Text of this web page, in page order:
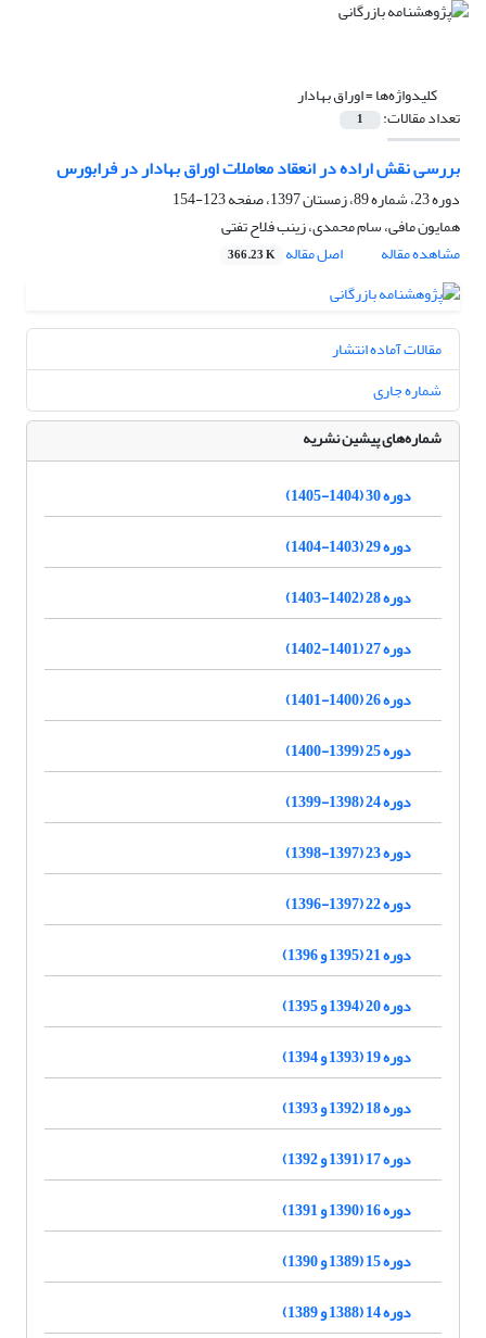
کلیدواژه‌ها =اوراق بهادار
تعداد مقالات: 1
بررسی نقش اراده در انعقاد معاملات اوراق بهادار در فرابورس
دوره 23، شماره 89، زمستان 1397، صفحه
123-154
همایون مافی، سام محمدی، زینب فلاح تفتی
مشاهده مقاله
اصل مقاله 366.23 K
مقالات آماده انتشار
شماره جاری
شماره‌های پیشین نشریه
دوره 30 (1404-1405)
دوره 29 (1403-1404)
دوره 28 (1402-1403)
دوره 27 (1401-1402)
دوره 26 (1400-1401)
دوره 25 (1399-1400)
دوره 24 (1398-1399)
دوره 23 (1397-1398)
دوره 22 (1397-1396)
دوره 21 (1395 و 1396)
دوره 20 (1394 و 1395)
دوره 19 (1393 و 1394)
دوره 18 (1392 و 1393)
دوره 17 (1391 و 1392)
دوره 16 (1390 و 1391)
دوره 15 (1389 و 1390)
دوره 14 (1388 و 1389)